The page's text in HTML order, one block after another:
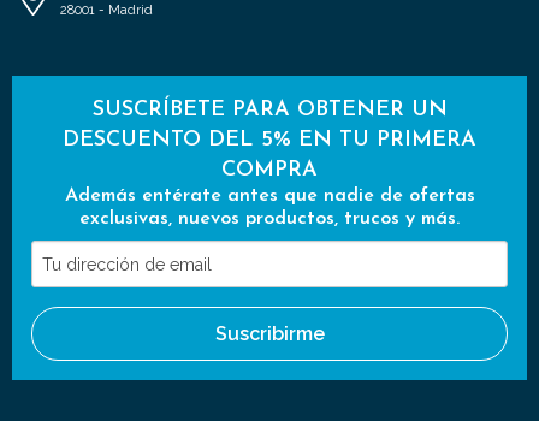
28001 - Madrid
SUSCRÍBETE PARA OBTENER UN
DESCUENTO DEL 5% EN TU PRIMERA
COMPRA
Además entérate antes que nadie de ofertas
exclusivas, nuevos productos, trucos y más.
Tu
dirección
de
email
Suscribirme